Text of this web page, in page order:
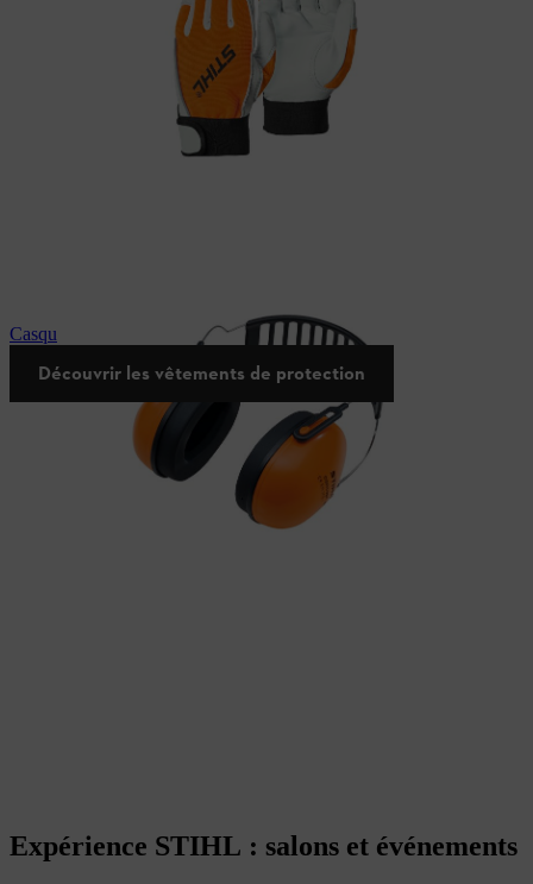
Casque de protection auditive STIHL
Découvrir les vêtements de protection
Expérience STIHL : salons et événements